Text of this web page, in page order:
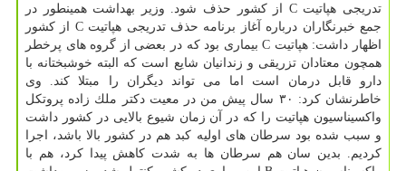
تدریجی هپاتیت C از كشور حذف شود. وزیر بهداشت همینطور در
جمع خبرنگاران درباره آغاز برنامه حذف تدریجی هپاتیت C از كشور
اظهار داشت: هپاتیت C بیماری بود كه در بعضی از گروه های پرخطر
همچون معتادان تزریقی و زندانیان شایع است كه البته خوشبختانه با
دارو قابل درمان است اما می تواند دیگران را مبتلا كند. وی
خاطرنشان كرد: ۳۰ سال پیش من در معیت دكتر ملك زاده پروتكل
واكسیناسیون هپاتیت را كه در آن زمان شیوع بالایی در كشور داشت
و سبب شده بود سرطان های اولیه كبد هم در كشور بالا باشد، اجرا
كردیم. بدین سان هم سرطان ها به شدت كاهش پیدا كرد، هم با